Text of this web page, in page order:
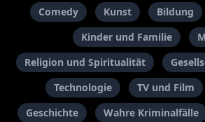
Comedy Kunst Bildung
Kinder und Familie
Religion und Spiritualität
Technologie
TV und Film
Geschichte
Wahre Kriminalfälle